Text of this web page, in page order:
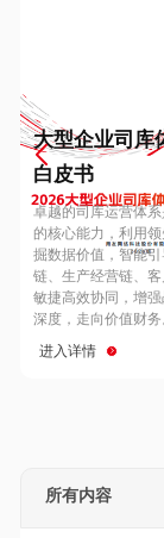
Europe
Hungary
Hong Kong
大型企业司库
白皮书
卓越的司库运营体
的核心能力，利用
掘数据价值，智能
链、生产经营链、
敏捷高效协同，增
深度，走向价值财务
进入详情
所有内容